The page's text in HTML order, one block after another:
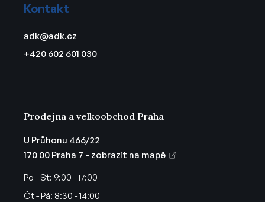
Kontakt
adk@adk.cz
+420 602 601 030
Prodejna a velkoobchod Praha
U Průhonu 466/22
170 00 Praha 7 - zobrazit na mapě
Po - St: 9:00 - 17:00
Čt - Pá: 8:30 - 14:00